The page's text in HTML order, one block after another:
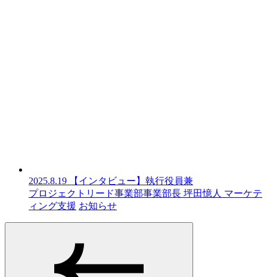
2025.8.19
【インタビュー】執行役員兼
プロジェクトリード事業部事業部長 坪田憶人 マーケテ
ィング支援 お知らせ